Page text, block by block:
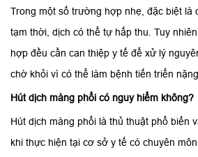
Trong một số trường hợp nhẹ, đặc biệt là
tạm thời, dịch có thể tự hấp thu. Tuy
hợp đều cần can thiệp y tế để xử lý
chờ khỏi vì có thể làm bệnh tiến triển
Hút dịch màng phổi có nguy hiểm không?
Hút dịch màng phổi là thủ thuật phổ biến
khi thực hiện tại cơ sở y tế có chuyên